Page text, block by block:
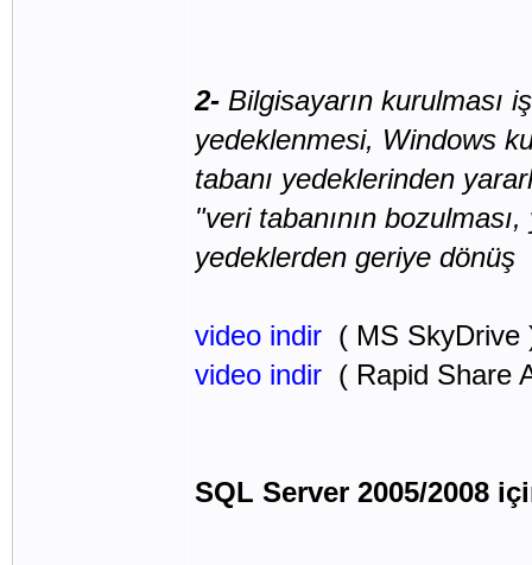
2- Bilgisayarın kurulması
yedeklenmesi, Windows
tabanı yedeklerinden
"veri tabanının
yedeklerden geriye dönüş
video indir ( MS SkyDrive
video indir ( Rapid Share
SQL Server 2005/2008